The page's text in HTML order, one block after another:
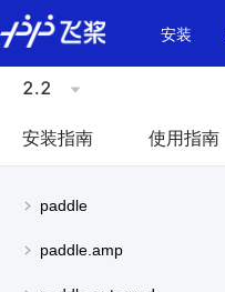
\u200E
安装
2.2
安装指南 使用指南
paddle
paddle.amp